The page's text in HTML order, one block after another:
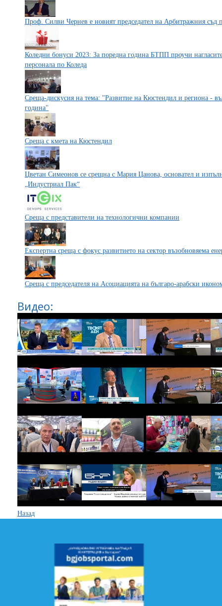
Проф. Силви Чернев е новият председател на Арбитражния
Коледни бонуси 2023: За поредна година БТПП проучи
персонала по Коледа
Среща-дискусия на тема: "Развитие на Кюстендил и региона -
година"
Среща с кмета на Кюстендил
Цветан Симеонов се срещна с Мария Цанова, основател и
„Индустриал Пак“
Среща с представители на технологични компании
Експертна среща с фокус развитието на сектор възобновяема
Среща с председателя на Асоциацията на българо-арабски
Видео:
Назад